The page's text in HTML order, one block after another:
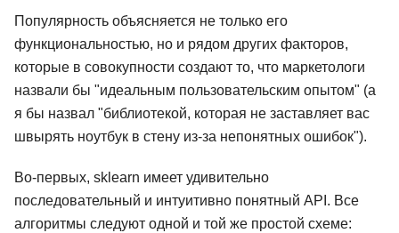
Популярность объясняется не только его
функциональностью, но и рядом других факторов,
которые в совокупности создают то, что маркетологи
назвали бы "идеальным пользовательским опытом" (а
я бы назвал "библиотекой, которая не заставляет вас
швырять ноутбук в стену из-за непонятных ошибок").
Во-первых, sklearn имеет удивительно
последовательный и интуитивно понятный API. Все
алгоритмы следуют одной и той же простой схеме: